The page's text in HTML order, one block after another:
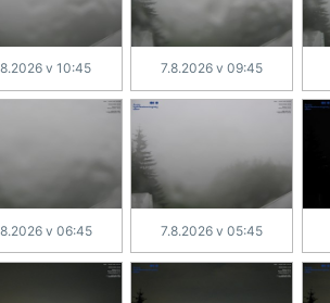
v 10:45 7.8.2026 v 09:45
v 06:45 7.8.2026 v 05:45